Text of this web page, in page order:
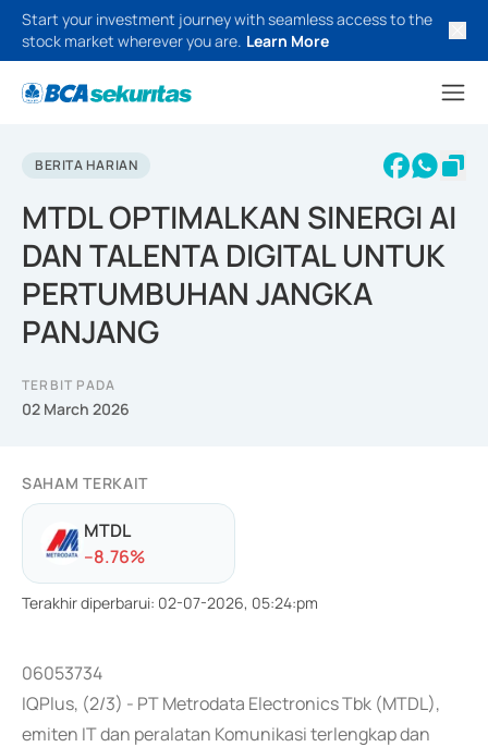
Start your investment journey with seamless access to the
stock market wherever you are. Learn More
BERITA HARIAN
MTDL OPTIMALKAN SINERGI AI
DAN TALENTA DIGITAL UNTUK
PERTUMBUHAN JANGKA
PANJANG
TERBIT PADA
02 March 2026
SAHAM TERKAIT
MTDL
--8.76%
Terakhir diperbarui: 02-07-2026, 05:24:pm
06053734
IQPlus, (2/3) - PT Metrodata Electronics Tbk (MTDL),
emiten IT dan peralatan Komunikasi terlengkap dan